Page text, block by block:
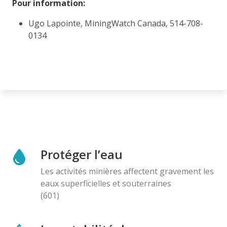
Pour information:
Ugo Lapointe, MiningWatch Canada, 514-708-
0134
Protéger l’eau
Les activités minières affectent gravement les
eaux superficielles et souterraines
(601)